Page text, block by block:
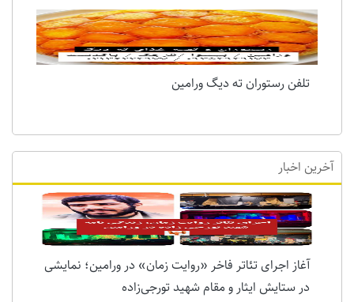
تلفن رستوران ته دیگ ورامین
آخرین اخبار
آغاز اجرای تئاتر فاخر «روایت زمان» در ورامین؛ نمایشی
در ستایش ایثار و مقام شهید تورجی‌زاده